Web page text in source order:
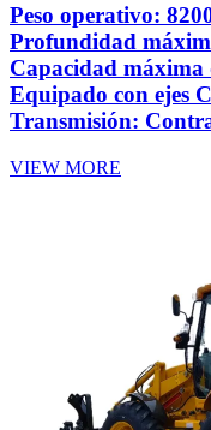
Peso operativo:
Profundidad
Capacidad máxima
Equipado con ejes
Transmisión:
VIEW MORE